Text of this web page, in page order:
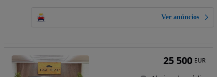
Ver anúncios
25 500 EUR